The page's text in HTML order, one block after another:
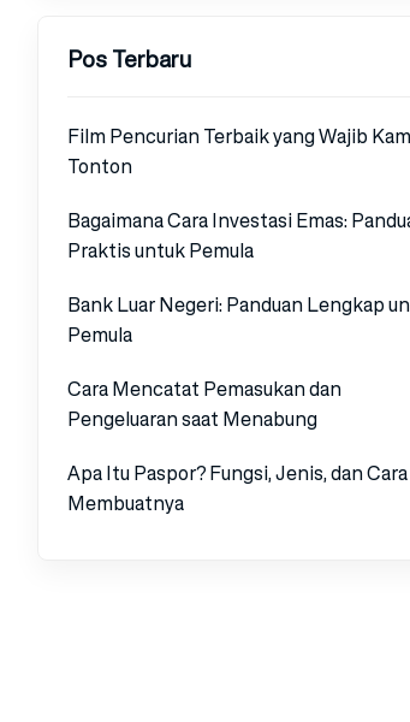
Pos Terbaru
Film Pencurian Terbaik yang Wajib
Tonton
Bagaimana Cara Investasi Emas:
Praktis untuk Pemula
Bank Luar Negeri: Panduan Lengkap
Pemula
Cara Mencatat Pemasukan dan
Pengeluaran saat Menabung
Apa Itu Paspor? Fungsi, Jenis, dan Cara
Membuatnya